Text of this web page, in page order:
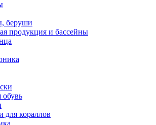
беруши
продукция и бассейны
обувь
для кораллов